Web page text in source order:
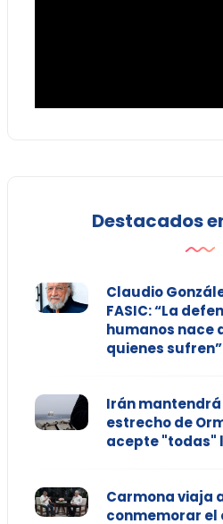
Destacados
Claudio
FASIC: “La
humanos nace
quienes sufren”
Irán
estrecho de
acepte "todas"
Carmona viaja
conmemorar el